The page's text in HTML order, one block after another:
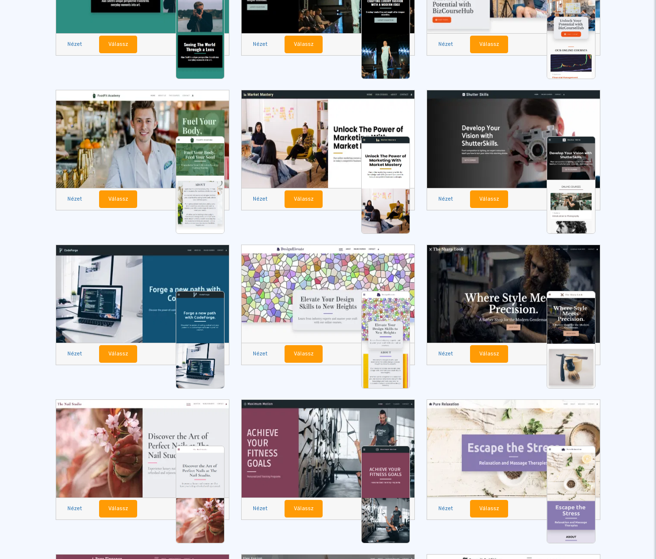
Nézet Válassz Nézet Válassz Nézet Válassz
Nézet Válassz Nézet Válassz Nézet Válassz
Nézet Válassz Nézet Válassz Nézet Válassz
Nézet Válassz Nézet Válassz Nézet Válassz